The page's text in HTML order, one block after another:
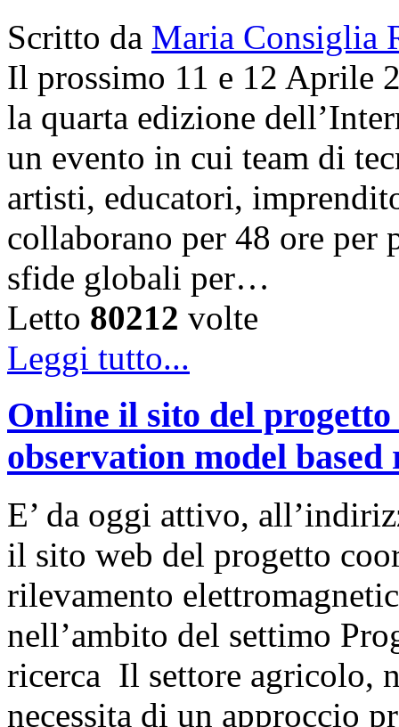
Scritto da Maria Consiglia
Il prossimo 11 e 12 Aprile
la quarta edizione
un evento in cui team di
artisti, educatori,
collaborano per 48 ore
sfide globali per…
Letto 80212 volte
Leggi tutto...
Online il sito del
observation model
E’ da oggi attivo,
il sito web del progetto
rilevamento
nell’ambito del settimo
ricerca Il settore agricolo,
necessita di un approccio